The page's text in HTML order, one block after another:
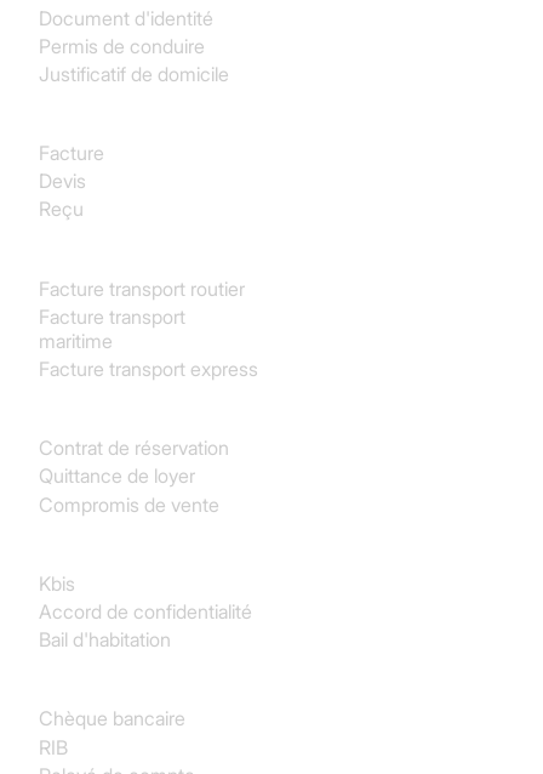
Document d'identité
Permis de conduire
Justificatif de domicile
Facture
Devis
Reçu
Facture transport routier
Facture transport
maritime
Facture transport express
Contrat de réservation
Quittance de loyer
Compromis de vente
Kbis
Accord de confidentialité
Bail d'habitation
Chèque bancaire
RIB